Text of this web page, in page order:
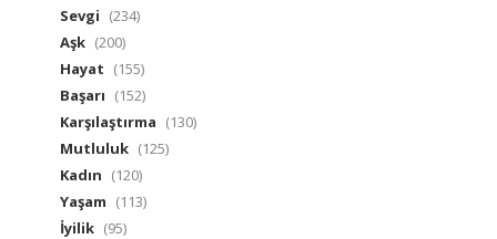
Sevgi (234)
Aşk (200)
Hayat (155)
Başarı (152)
Karşılaştırma (130)
Mutluluk (125)
Kadın (120)
Yaşam (113)
İyilik (95)